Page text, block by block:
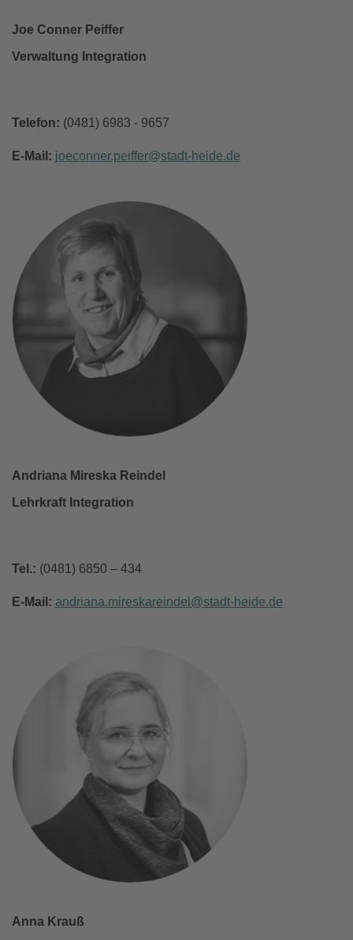
Joe Conner Peiffer
Verwaltung Integration
Telefon: (0481) 6983 - 9657
E-Mail: joeconner.peiffer stadt-heide de
Andriana Mireska Reindel
Lehrkraft Integration
Tel.: (0481) 6850 – 434
E-Mail: andriana.mireskareindel stadt-heide de
Anna Krauß